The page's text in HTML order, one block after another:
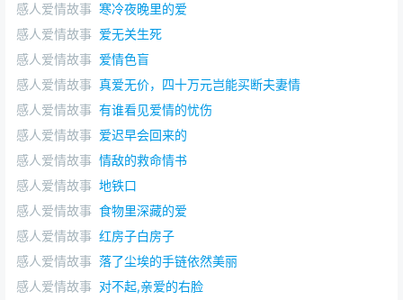
感人爱情故事 寒冷夜晚里的爱
感人爱情故事 爱无关生死
感人爱情故事 爱情色盲
感人爱情故事 真爱无价，四十万元岂能买断夫妻情
感人爱情故事 有谁看见爱情的忧伤
感人爱情故事 爱迟早会回来的
感人爱情故事 情敌的救命情书
感人爱情故事 地铁口
感人爱情故事 食物里深藏的爱
感人爱情故事 红房子白房子
感人爱情故事 落了尘埃的手链依然美丽
感人爱情故事 对不起,亲爱的右脸